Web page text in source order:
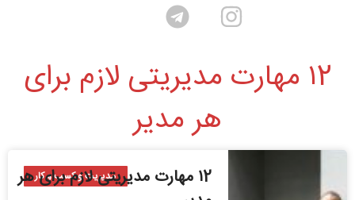
۱2 مهارت مدیریتی لازم برای
هر مدیر
مدیریت و کسب و کار
۱2 مهارت مدیریتی لازم برای هر